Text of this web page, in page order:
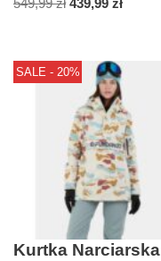
SALE - 20%
Kurtka Narciarska